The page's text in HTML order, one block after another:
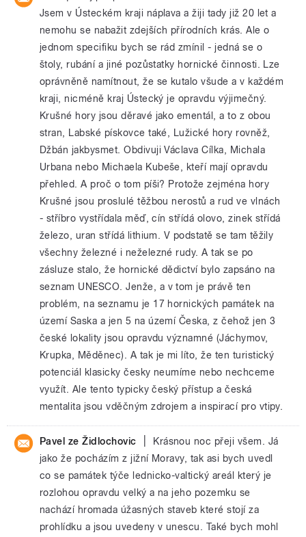
Jsem v Ústeckém kraji náplava a žiji tady již 20 let a
nemohu se nabažit zdejších přírodních krás. Ale o
jednom specifiku bych se rád zmínil - jedná se o
štoly, rubání a jiné pozůstatky hornické činnosti. Lze
oprávněně namítnout, že se kutalo všude a v každém
kraji, nicméně kraj Ústecký je opravdu výjimečný.
Krušné hory jsou děravé jako ementál, a to z obou
stran, Labské pískovce také, Lužické hory rovněž,
Džbán jakbysmet. Obdivuji Václava Cílka, Michala
Urbana nebo Michaela Kubeše, kteří mají opravdu
přehled. A proč o tom píši? Protože zejména hory
Krušné jsou proslulé těžbou nerostů a rud ve vlnách
- stříbro vystřídala měď, cín střídá olovo, zinek střídá
železo, uran střídá lithium. V podstatě se tam těžily
všechny železné i neželezné rudy. A tak se po
zásluze stalo, že hornické dědictví bylo zapsáno na
seznam UNESCO. Jenže, a v tom je právě ten
problém, na seznamu je 17 hornických památek na
území Saska a jen 5 na území Česka, z čehož jen 3
české lokality jsou opravdu významné (Jáchymov,
Krupka, Měděnec). A tak je mi líto, že ten turistický
potenciál klasicky česky neumíme nebo nechceme
využít. Ale tento typicky český přístup a česká
mentalita jsou vděčným zdrojem a inspirací pro vtipy.
Pavel ze Židlochovic
Krásnou noc přeji všem. Já
jako že pocházím z jižní Moravy, tak asi bych uvedl
co se památek týče lednicko-valtický areál který je
rozlohou opravdu velký a na jeho pozemku se
nachází hromada úžasných staveb které stojí za
prohlídku a jsou uvedeny v unescu. Také bych mohl